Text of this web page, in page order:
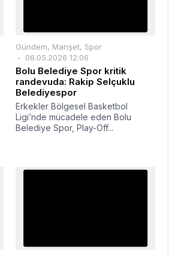
Gündem, Manşet, Spor
06.05.2026 12:06
Bolu Belediye Spor kritik
randevuda: Rakip Selçuklu
Belediyespor
Erkekler Bölgesel Basketbol
Ligi’nde mücadele eden Bolu
Belediye Spor, Play-Off...